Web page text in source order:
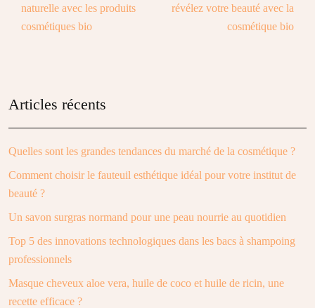
naturelle avec les produits
cosmétiques bio
révélez votre beauté avec la
cosmétique bio
Articles récents
Quelles sont les grandes tendances du marché de la cosmétique ?
Comment choisir le fauteuil esthétique idéal pour votre institut de
beauté ?
Un savon surgras normand pour une peau nourrie au quotidien
Top 5 des innovations technologiques dans les bacs à shampoing
professionnels
Masque cheveux aloe vera, huile de coco et huile de ricin, une
recette efficace ?